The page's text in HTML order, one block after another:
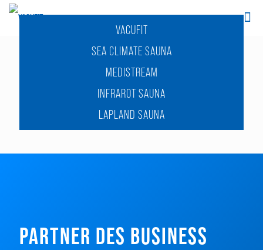
VACUFIT
SEA CLIMATE SAUNA
MEDISTREAM
INFRAROT SAUNA
LAPLAND SAUNA
PARTNER DES BUSINESS